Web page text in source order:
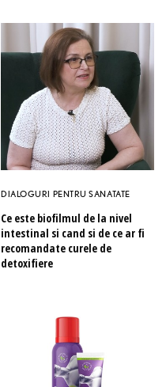
DIALOGURI PENTRU SANATATE
Ce este biofilmul de la nivel
intestinal si cand si de ce ar fi
recomandate curele de
detoxifiere